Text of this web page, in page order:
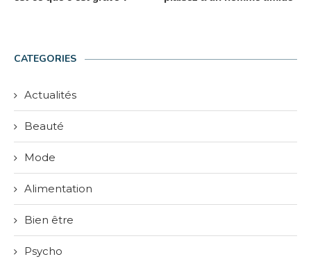
CATEGORIES
Actualités
Beauté
Mode
Alimentation
Bien être
Psycho